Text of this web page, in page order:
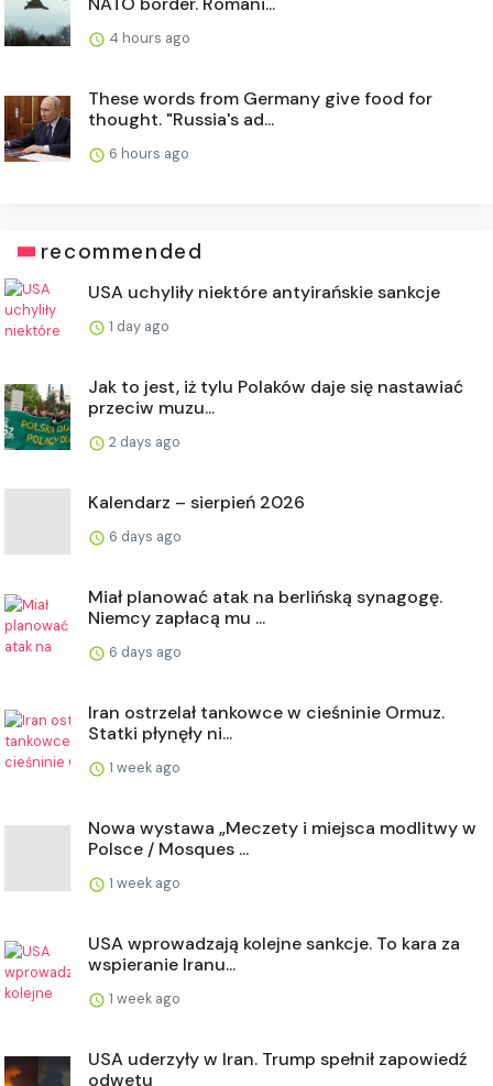
4 hours ago
These words from Germany give food for
thought. "Russia's ad...
6 hours ago
recommended
USA uchyliły niektóre antyirańskie sankcje
1 day ago
Jak to jest, iż tylu Polaków daje się nastawiać
przeciw muzu...
2 days ago
Kalendarz – sierpień 2026
6 days ago
Miał planować atak na berlińską synagogę.
Niemcy zapłacą mu ...
6 days ago
Iran ostrzelał tankowce w cieśninie Ormuz.
Statki płynęły ni...
1 week ago
Nowa wystawa „Meczety i miejsca modlitwy w
Polsce / Mosques ...
1 week ago
USA wprowadzają kolejne sankcje. To kara za
wspieranie Iranu...
1 week ago
USA uderzyły w Iran. Trump spełnił zapowiedź
odwetu